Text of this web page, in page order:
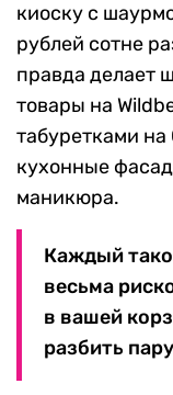
киоску с
рублей сотне
правда делает
товары на
табуретками на
кухонные
маникюра.
Каждый
весьма
в вашей
разбить